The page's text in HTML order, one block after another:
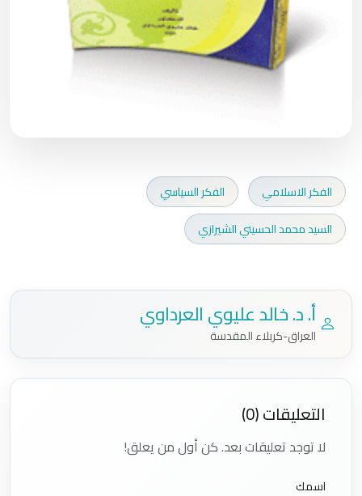
الفكر الاسلامي
الفكر السياسي
السيد محمد الحسيني الشيرازي
أ. د. خالد عليوي العرداوي
العراق-كربلاء المقدسة
التعليقات (0)
لا توجد تعليقات بعد. كن أول من يعلق!
اسمك